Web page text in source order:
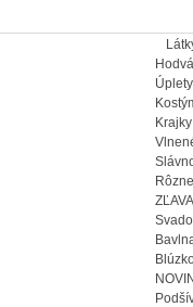
Úplety
Krajky
Rôzne